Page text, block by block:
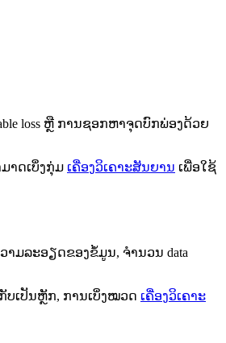
loss ຫຼື ການຊອກຫາຈຸດບົກພ່ອງດ້ວຍ
ມາດເບິ່ງກຸ່ມ ເຄື່ອງວິເຄາະສັນຍານ ເພື່ອໃຊ້
ມລະອຽດຂອງຂໍ້ມູນ, ຈໍານວນ data
ບເປັນຫຼັກ, ການເບິ່ງໝວດ ເຄື່ອງວິເຄາະ